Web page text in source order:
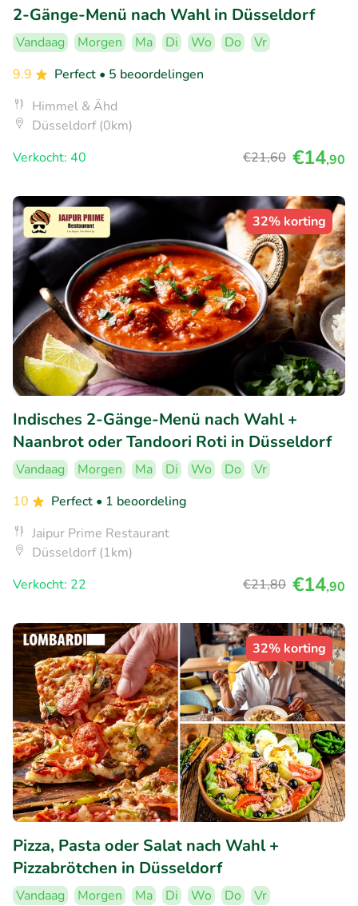
2-Gänge-Menü nach Wahl in Düsseldorf
Vandaag Morgen Ma Di Wo Do
Vr
9.9
Perfect • 5 beoordelingen
Himmel & Ähd
Düsseldorf (0km)
Verkocht: 40
€21,60 €14,90
32% korting
Indisches 2-Gänge-Menü nach Wahl +
Naanbrot oder Tandoori Roti in Düsseldorf
Vandaag Morgen Ma Di Wo Do
Vr
10
Perfect • 1 beoordeling
Jaipur Prime Restaurant
Düsseldorf (1km)
Verkocht: 22
€21,80 €14,90
32% korting
Pizza, Pasta oder Salat nach Wahl +
Pizzabrötchen in Düsseldorf
Vandaag Morgen Ma Di Wo Do
Vr